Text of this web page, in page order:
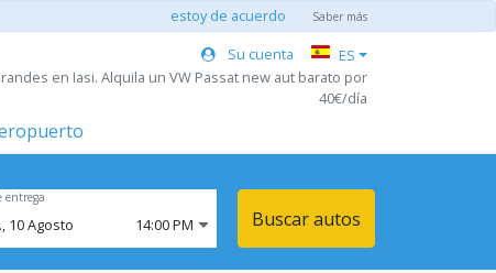
estoy de acuerdo Saber más
Su cuenta
ES
en Iasi. Alquila un VW Passat new aut barato por
40€/día
entrega
10Agosto 14:00 PM Buscar autos